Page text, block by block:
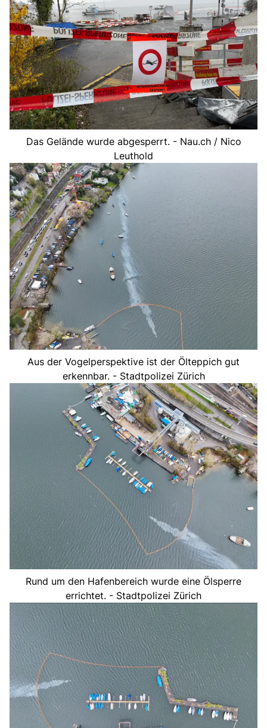
Das Gelände wurde abgesperrt. - Nau.ch / Nico
Leuthold
Aus der Vogelperspektive ist der Ölteppich gut
erkennbar. - Stadtpolizei Zürich
Rund um den Hafenbereich wurde eine Ölsperre
errichtet. - Stadtpolizei Zürich